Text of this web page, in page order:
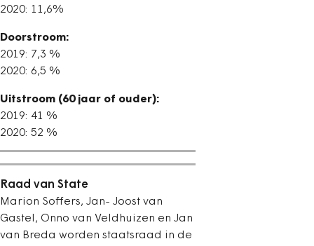
2020: 11,6%
Doorstroom:
2019: 7,3 %
2020: 6,5 %
Uitstroom (60 jaar of ouder):
2019: 41 %
2020: 52 %
Raad van State
Marion Soffers, Jan- Joost van
Gastel, Onno van Veldhuizen en Jan
van Breda worden staatsraad in de